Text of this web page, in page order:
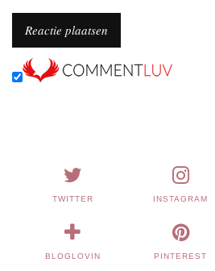
TWITTER INSTAGRAM
BLOGLOVIN PINTEREST